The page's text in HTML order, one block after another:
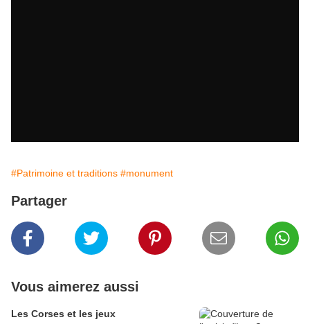
#Patrimoine et traditions #monument
Partager
Vous aimerez aussi
Les Corses et les jeux